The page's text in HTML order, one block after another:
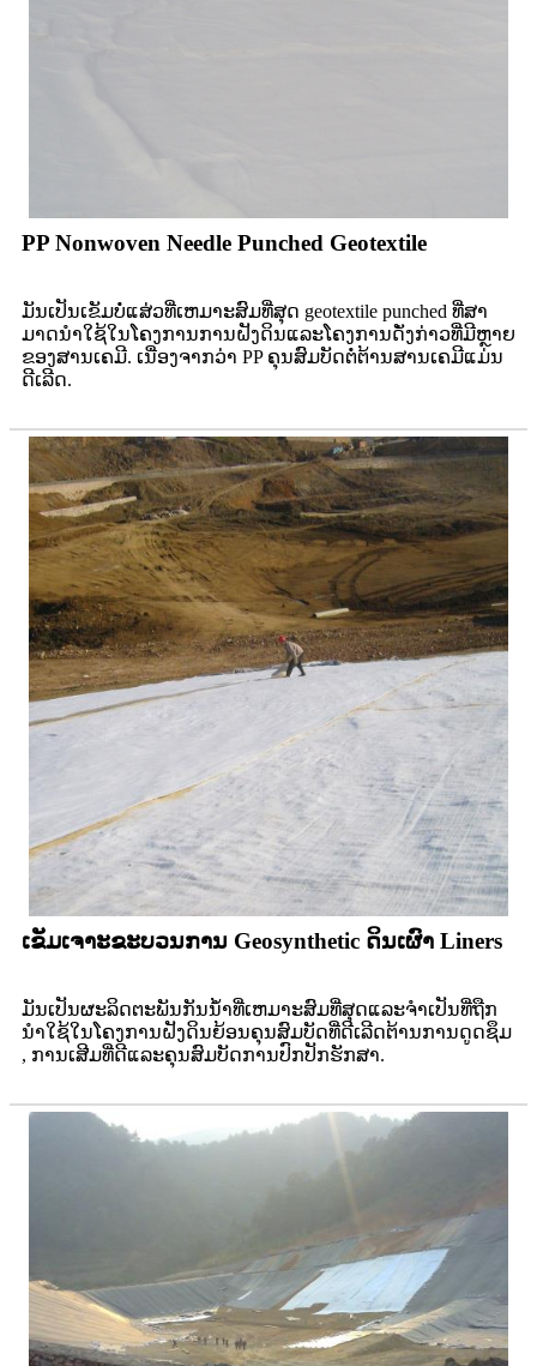
PP Nonwoven Needle Punched Geotextile
ມັນ​ເປັນ​ເຂັມ​ບໍ່​ແສ່ວ​ທີ່​ເຫມາະ​ສົມ​ທີ່​ສຸດ geotextile punched ທີ່​ສາ​
ມາດ​ນໍາ​ໃຊ້​ໃນ​ໂຄງ​ການ​ການ​ຝັງ​ດິນ​ແລະ​ໂຄງ​ການ​ດັ່ງ​ກ່າວ​ທີ່​ມີ​ຫຼາຍ​
ຂອງ​ສານ​ເຄ​ມີ​. ເນື່ອງຈາກວ່າ PP ຄຸນສົມບັດຕໍ່ຕ້ານສານເຄມີແມ່ນ
ດີເລີດ.
ເຂັມເຈາະຂະບວນການ Geosynthetic ດິນເຜົາ Liners
ມັນ​ເປັນ​ຜະ​ລິດ​ຕະ​ພັນ​ກັນ​ນ​້​ໍ​າ​ທີ່​ເຫມາະ​ສົມ​ທີ່​ສຸດ​ແລະ​ຈໍາ​ເປັນ​ທີ່​ຖືກ​
ນໍາ​ໃຊ້​ໃນ​ໂຄງ​ການ​ຝັງ​ດິນ​ຍ້ອນ​ຄຸນ​ສົມ​ບັດ​ທີ່​ດີ​ເລີດ​ຕ້ານ​ການ​ດູດ​ຊຶມ​
, ການ​ເສີມ​ທີ່​ດີ​ແລະ​ຄຸນ​ສົມ​ບັດ​ການ​ປົກ​ປັກ​ຮັກ​ສາ​.